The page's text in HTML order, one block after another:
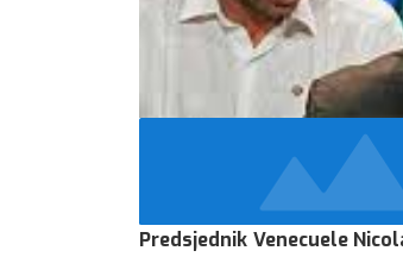
Predsjednik Venecuele